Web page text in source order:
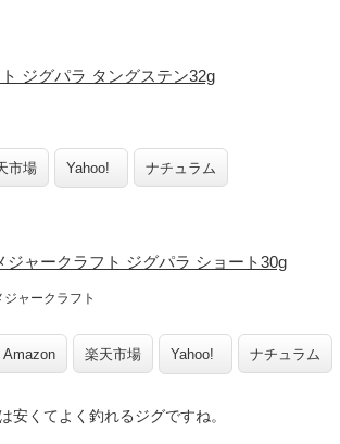
ジグパラ タングステン32g
市場 Yahoo! ナチュラム
ジャークラフト ジグパラ ショート30g
ジャークラフト
Amazon 楽天市場 Yahoo! ナチュラム
安くてよく釣れるジグですね。